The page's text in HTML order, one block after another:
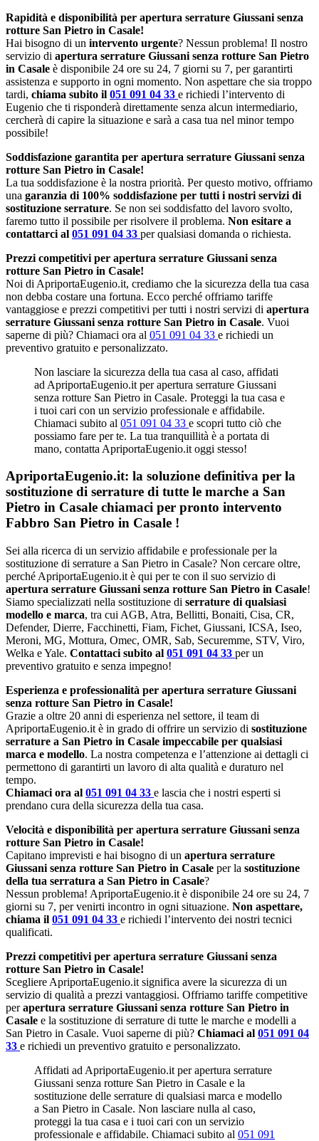
Rapidità e disponibilità per apertura serrature Giussani senza
rotture San Pietro in Casale!
Hai bisogno di un intervento urgente? Nessun problema! Il nostro
servizio di apertura serrature Giussani senza rotture San Pietro
in Casale è disponibile 24 ore su 24, 7 giorni su 7, per garantirti
assistenza e supporto in ogni momento. Non aspettare che sia troppo
tardi, chiama subito il 051 091 04 33 e richiedi l’intervento di
Eugenio che ti risponderà direttamente senza alcun intermediario,
cercherà di capire la situazione e sarà a casa tua nel minor tempo
possibile!
Soddisfazione garantita per apertura serrature Giussani senza
rotture San Pietro in Casale!
La tua soddisfazione è la nostra priorità. Per questo motivo, offriamo
una garanzia di 100% soddisfazione per tutti i nostri servizi di
sostituzione serrature. Se non sei soddisfatto del lavoro svolto,
faremo tutto il possibile per risolvere il problema. Non esitare a
contattarci al 051 091 04 33 per qualsiasi domanda o richiesta.
Prezzi competitivi per apertura serrature Giussani senza
rotture San Pietro in Casale!
Noi di ApriportaEugenio.it, crediamo che la sicurezza della tua casa
non debba costare una fortuna. Ecco perché offriamo tariffe
vantaggiose e prezzi competitivi per tutti i nostri servizi di apertura
serrature Giussani senza rotture San Pietro in Casale. Vuoi
saperne di più? Chiamaci ora al 051 091 04 33 e richiedi un
preventivo gratuito e personalizzato.
Non lasciare la sicurezza della tua casa al caso, affidati
ad ApriportaEugenio.it per apertura serrature Giussani
senza rotture San Pietro in Casale. Proteggi la tua casa e
i tuoi cari con un servizio professionale e affidabile.
Chiamaci subito al 051 091 04 33 e scopri tutto ciò che
possiamo fare per te. La tua tranquillità è a portata di
mano, contatta ApriportaEugenio.it oggi stesso!
ApriportaEugenio.it: la soluzione definitiva per la
sostituzione di serrature di tutte le marche a San
Pietro in Casale chiamaci per pronto intervento
Fabbro San Pietro in Casale !
Sei alla ricerca di un servizio affidabile e professionale per la
sostituzione di serrature a San Pietro in Casale? Non cercare oltre,
perché ApriportaEugenio.it è qui per te con il suo servizio di
apertura serrature Giussani senza rotture San Pietro in Casale!
Siamo specializzati nella sostituzione di serrature di qualsiasi
modello e marca, tra cui AGB, Atra, Bellitti, Bonaiti, Cisa, CR,
Defender, Dierre, Facchinetti, Fiam, Fichet, Giussani, ICSA, Iseo,
Meroni, MG, Mottura, Omec, OMR, Sab, Securemme, STV, Viro,
Welka e Yale. Contattaci subito al 051 091 04 33 per un
preventivo gratuito e senza impegno!
Esperienza e professionalità per apertura serrature Giussani
senza rotture San Pietro in Casale!
Grazie a oltre 20 anni di esperienza nel settore, il team di
ApriportaEugenio.it è in grado di offrire un servizio di sostituzione
serrature a San Pietro in Casale impeccabile per qualsiasi
marca e modello. La nostra competenza e l’attenzione ai dettagli ci
permettono di garantirti un lavoro di alta qualità e duraturo nel
tempo.
Chiamaci ora al 051 091 04 33 e lascia che i nostri esperti si
prendano cura della sicurezza della tua casa.
Velocità e disponibilità per apertura serrature Giussani senza
rotture San Pietro in Casale!
Capitano imprevisti e hai bisogno di un apertura serrature
Giussani senza rotture San Pietro in Casale per la sostituzione
della tua serratura a San Pietro in Casale?
Nessun problema! ApriportaEugenio.it è disponibile 24 ore su 24, 7
giorni su 7, per venirti incontro in ogni situazione. Non aspettare,
chiama il 051 091 04 33 e richiedi l’intervento dei nostri tecnici
qualificati.
Prezzi competitivi per apertura serrature Giussani senza
rotture San Pietro in Casale!
Scegliere ApriportaEugenio.it significa avere la sicurezza di un
servizio di qualità a prezzi vantaggiosi. Offriamo tariffe competitive
perapertura serrature Giussani senza rotture San Pietro in
Casale e la sostituzione di serrature di tutte le marche e modelli a
San Pietro in Casale. Vuoi saperne di più? Chiamaci al 051 091 04
33 e richiedi un preventivo gratuito e personalizzato.
Affidati ad ApriportaEugenio.it per apertura serrature
Giussani senza rotture San Pietro in Casale e la
sostituzione delle serrature di qualsiasi marca e modello
a San Pietro in Casale. Non lasciare nulla al caso,
proteggi la tua casa e i tuoi cari con un servizio
professionale e affidabile. Chiamaci subito al 051 091